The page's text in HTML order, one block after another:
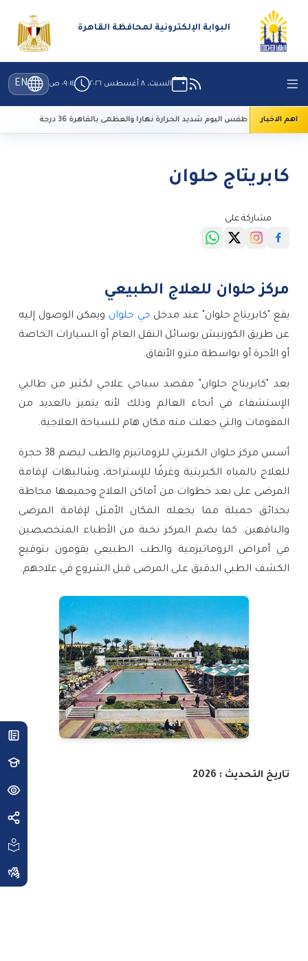
البوابة الإلكترونية لمحافظة القاهرة
السبت، ٨ أغسطس ٢٠٢٦ ٠٩:١٤ ص EN
اهم الاخبار
الأرصاد: طقس اليوم شديد الحرارة نهارا والعظمى بالقاهرة 36 درجة
كابريتاج حلوان
مشاركة على
مركز حلوان للعلاج الطبيعي
يقع "كابريتاج حلوان" عند مدخل حي حلوان ويمكن الوصول إليه
عن طريق الكورنيش بوسائل النقل العام أو السيارات الخاصة
أو الأجرة أو بواسطة مترو الأنفاق.
يعد "كابريتاج حلوان" مقصد سياحي علاجي لكثير من طالبي
الإستشفاء في أنحاء العالم وذلك لأنه يتميز بالعديد من
المقومات والتي جعلت منه مكان هام للسياحة العلاجية.
أسس مركز حلوان الكبريتي للروماتيزم والطب ليضم 38 حجرة
للعلاج بالمياه الكبريتية وغرفًا للإستراحة، وشاليهات لإقامة
المرضى على بعد خطوات من أماكن العلاج وجميعها محاطة
بحدائق جميلة مما يجعله المكان الأمثل لإقامة المرضى
والناقهين. كما يضم المركز نخبة من الأطباء المتخصصين
في أمراض الروماتيزمية والطب الطبيعي يقومون بتوقيع
الكشف الطبي الدقيق على المرضى قبل الشروع في علاجهم.
تاريخ التحديث : 2026